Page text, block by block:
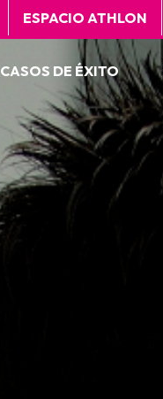
ESPACIO ATHLON
CASOS DE ÉXITO